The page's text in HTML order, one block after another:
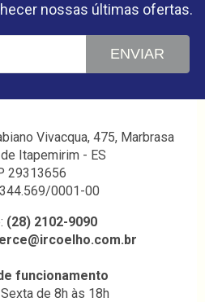
nossas últimas ofertas.
ENVIAR
Vivacqua, 475, Marbrasa
Itapemirim - ES
29313656
0001-00
(28) 2102-9090
funcionamento
de 8h às 18h